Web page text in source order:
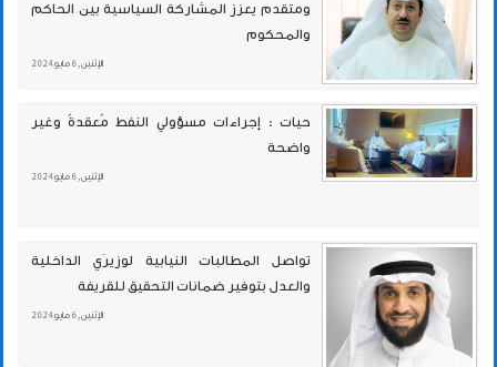
ومتقدم يعزز المشاركة السياسية بين الحاكم
والمحكوم
الإثنين , 6 مايو 2024
حيات : إجراءات مسؤولي النفط مُعقدةُ وغير
واضحة
الإثنين , 6 مايو 2024
تواصل المطالبات النيابية لوزيرَي الداخلية
والعدل بتوفير ضمانات التحقيق للقريفة
الإثنين , 6 مايو 2024